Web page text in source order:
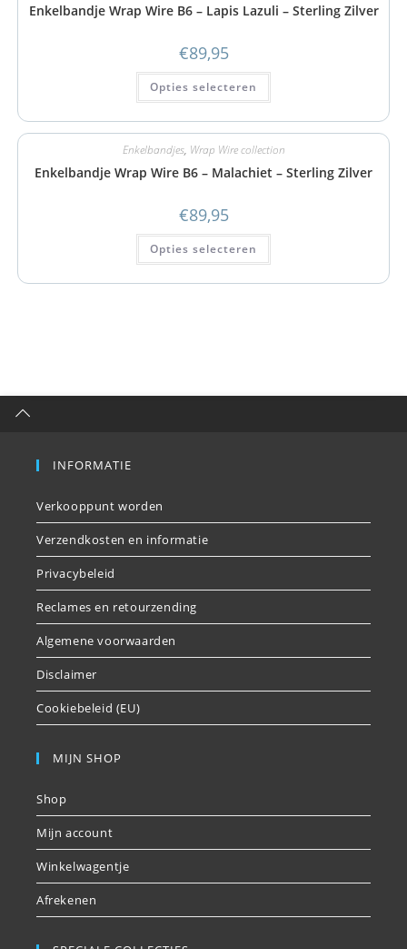
Enkelbandje Wrap Wire B6 – Lapis Lazuli – Sterling Zilver
€89,95
Opties selecteren
Enkelbandjes, Wrap Wire collection
Enkelbandje Wrap Wire B6 – Malachiet – Sterling Zilver
€89,95
Opties selecteren
INFORMATIE
Verkooppunt worden
Verzendkosten en informatie
Privacybeleid
Reclames en retourzending
Algemene voorwaarden
Disclaimer
Cookiebeleid (EU)
MIJN SHOP
Shop
Mijn account
Winkelwagentje
Afrekenen